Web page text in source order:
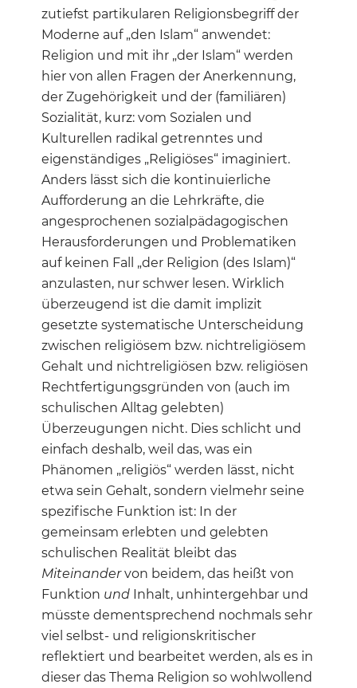
zutiefst partikularen Religionsbegriff der
Moderne auf „den Islam“ anwendet:
Religion und mit ihr „der Islam“ werden
hier von allen Fragen der Anerkennung,
der Zugehörigkeit und der (familiären)
Sozialität, kurz: vom Sozialen und
Kulturellen radikal getrenntes und
eigenständiges „Religiöses“ imaginiert.
Anders lässt sich die kontinuierliche
Aufforderung an die Lehrkräfte, die
angesprochenen sozialpädagogischen
Herausforderungen und Problematiken
auf keinen Fall „der Religion (des Islam)“
anzulasten, nur schwer lesen. Wirklich
überzeugend ist die damit implizit
gesetzte systematische Unterscheidung
zwischen religiösem bzw. nichtreligiösem
Gehalt und nichtreligiösen bzw. religiösen
Rechtfertigungsgründen von (auch im
schulischen Alltag gelebten)
Überzeugungen nicht. Dies schlicht und
einfach deshalb, weil das, was ein
Phänomen „religiös“ werden lässt, nicht
etwa sein Gehalt, sondern vielmehr seine
spezifische Funktion ist: In der
gemeinsam erlebten und gelebten
schulischen Realität bleibt das
Miteinandervon beidem, das heißt von
Funktion und Inhalt, unhintergehbar und
müsste dementsprechend nochmals sehr
viel selbst- und religionskritischer
reflektiert und bearbeitet werden, als es in
dieser das Thema Religion so wohlwollend